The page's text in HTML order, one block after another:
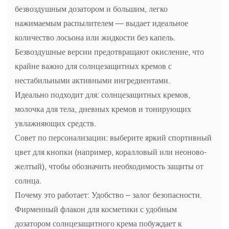
безвоздушным дозатором и большим, легко
нажимаемым распылителем — выдает идеальное
количество лосьона или жидкости без капель.
Безвоздушные версии предотвращают окисление, что
крайне важно для солнцезащитных кремов с
нестабильными активными ингредиентами.
Идеально подходит для: солнцезащитных кремов,
молочка для тела, дневных кремов и тонирующих
увлажняющих средств.
Совет по персонализации: выберите яркий спортивный
цвет для кнопки (например, коралловый или неоново-
желтый), чтобы обозначить необходимость защиты от
солнца.
Почему это работает: Удобство – залог безопасности.
Фирменный флакон для косметики с удобным
дозатором солнцезащитного крема побуждает к